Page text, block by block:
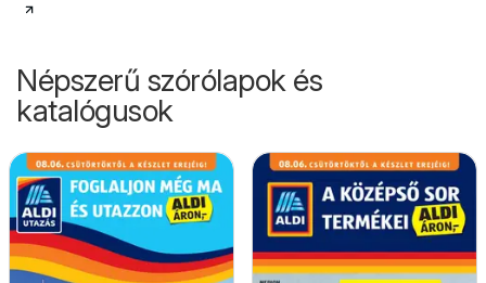
Népszerű szórólapok és
katalógusok